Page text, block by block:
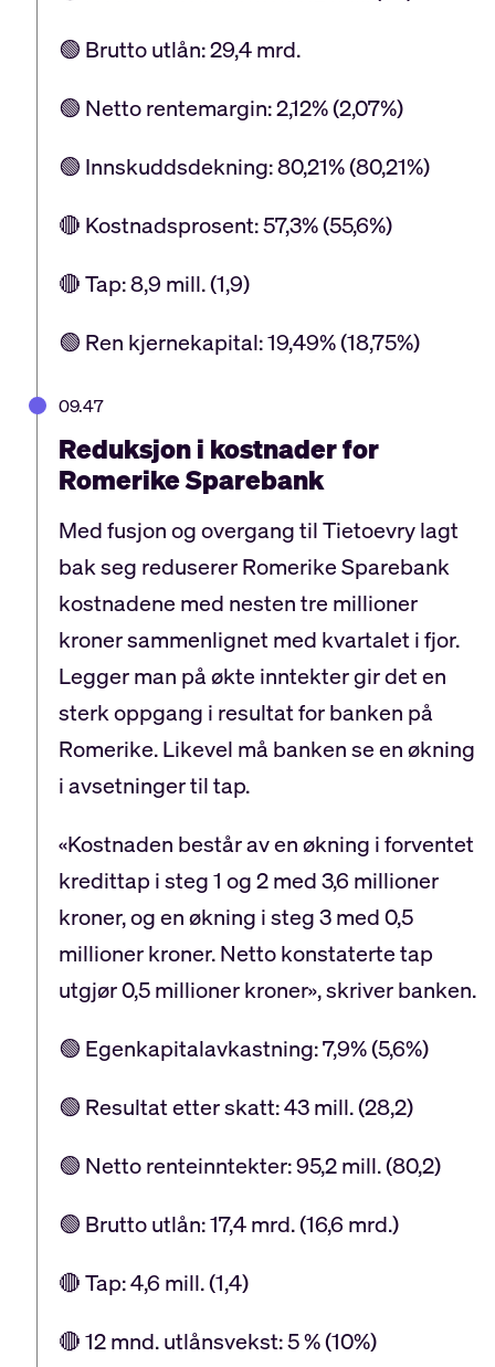
🟢 Brutto utlån: 29,4 mrd.
🟢 Netto rentemargin: 2,12% (2,07%)
🟢 Innskuddsdekning: 80,21% (80,21%)
🔴 Kostnadsprosent: 57,3% (55,6%)
🔴 Tap: 8,9 mill. (1,9)
🟢 Ren kjernekapital: 19,49% (18,75%)
09.47
Reduksjon i kostnader for
Romerike Sparebank
Med fusjon og overgang til Tietoevry lagt
bak seg reduserer Romerike Sparebank
kostnadene med nesten tre millioner
kroner sammenlignet med kvartalet i fjor.
Legger man på økte inntekter gir det en
sterk oppgang i resultat for banken på
Romerike. Likevel må banken se en økning
i avsetninger til tap.
«Kostnaden består av en økning i forventet
kredittap i steg 1 og 2 med 3,6 millioner
kroner, og en økning i steg 3 med 0,5
millioner kroner. Netto konstaterte tap
utgjør 0,5 millioner kroner», skriver banken.
🟢 Egenkapitalavkastning: 7,9% (5,6%)
🟢 Resultat etter skatt: 43 mill. (28,2)
🟢 Netto renteinntekter: 95,2 mill. (80,2)
🟢 Brutto utlån: 17,4 mrd. (16,6 mrd.)
🔴 Tap: 4,6 mill. (1,4)
🔴 12 mnd. utlånsvekst: 5 % (10%)